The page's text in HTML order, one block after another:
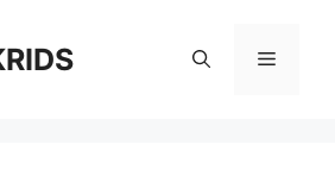
메